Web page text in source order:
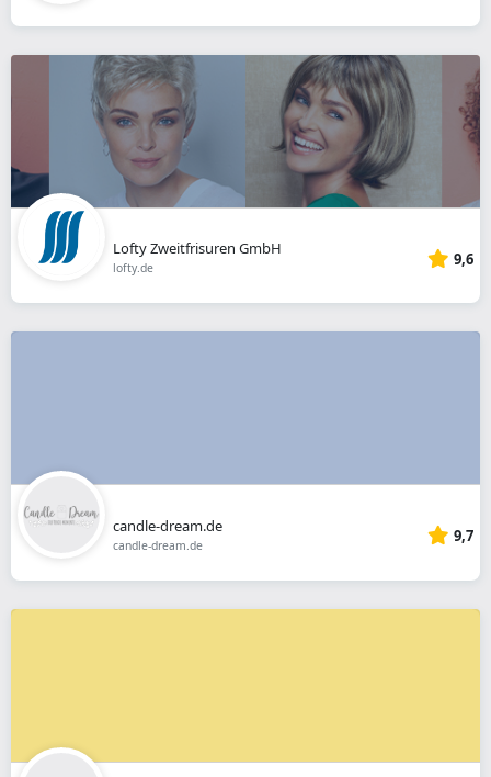
Lofty Zweitfrisuren GmbH
lofty.de 9,6
candle-dream.de
candle-dream.de 9,7